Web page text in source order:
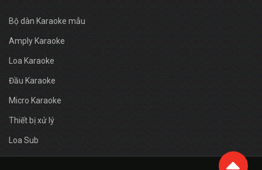
Bộ dàn Karaoke mẫu
Amply Karaoke
Loa Karaoke
Đầu Karaoke
Micro Karaoke
Thiết bị xử lý
Loa Sub